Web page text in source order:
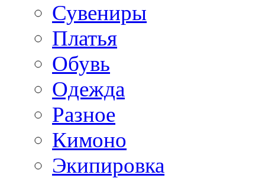
Сувениры
Платья
Обувь
Одежда
Разное
Кимоно
Экипировка